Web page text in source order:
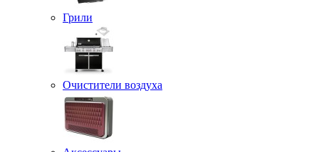
Грили
Очистители воздуха